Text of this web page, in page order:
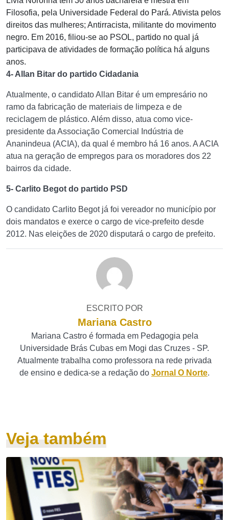
Filosofia, pela Universidade Federal do Pará. Ativista pelos
direitos das mulheres; Antirracista, militante do movimento
negro. Em 2016, filiou-se ao PSOL, partido no qual já
participava de atividades de formação política há alguns
anos.
4- Allan Bitar do partido Cidadania
Atualmente, o candidato Allan Bitar é um empresário no
ramo da fabricação de materiais de limpeza e de
reciclagem de plástico. Além disso, atua como vice-
presidente da Associação Comercial Indústria de
Ananindeua (ACIA), da qual é membro há 16 anos. A ACIA
atua na geração de empregos para os moradores dos 22
bairros da cidade.
5- Carlito Begot do partido PSD
O candidato Carlito Begot já foi vereador no município por
dois mandatos e exerce o cargo de vice-prefeito desde
2012. Nas eleições de 2020 disputará o cargo de prefeito.
ESCRITO POR
Mariana Castro
Mariana Castro é formada em Pedagogia pela
Universidade Brás Cubas em Mogi das Cruzes - SP.
Atualmente trabalha como professora na rede privada
de ensino e dedica-se a redação do Jornal O Norte.
Veja também